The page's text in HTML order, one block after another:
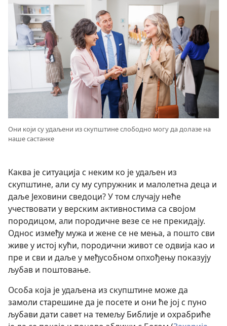
Они који су удаљени из скупштине слободно могу да долазе на
наше састанке
Каква је ситуација с неким ко је удаљен из
скупштине, али су му супружник и малолетна деца и
даље Јеховини сведоци? У том случају неће
учествовати у верским активностима са својом
породицом, али породичне везе се не прекидају.
Однос између мужа и жене се не мења, а пошто сви
живе у истој кући, породични живот се одвија као и
пре и сви и даље у међусобном опхођењу показују
љубав и поштовање.
Особа која је удаљена из скупштине може да
замоли старешине да је посете и они ће јој с пуно
љубави дати савет на темељу Библије и охрабриће